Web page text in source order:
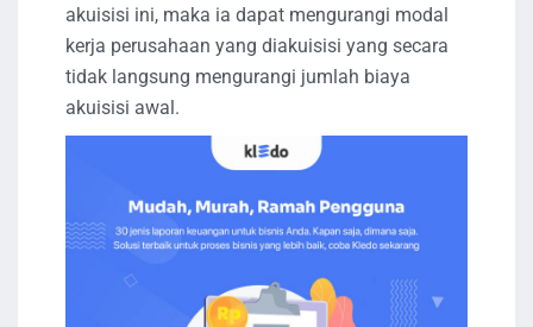
akuisisi ini, maka ia dapat mengurangi modal
kerja perusahaan yang diakuisisi yang secara
tidak langsung mengurangi jumlah biaya
akuisisi awal.